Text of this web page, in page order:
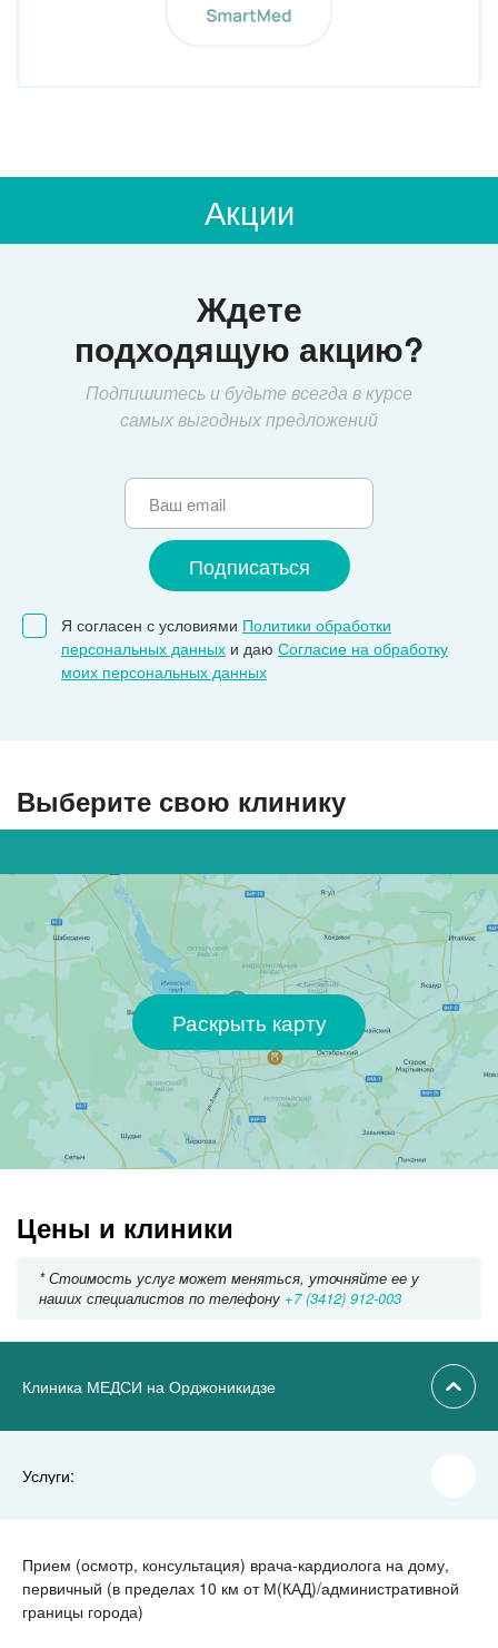
Акции
Ждете
подходящую акцию?
Подпишитесь и будьте всегда в курсе
самых выгодных предложений
Я согласен с условиями Политики обработки
персональных данных и даю Согласие на обработку
моих персональных данных
Выберите свою клинику
Раскрыть карту
Цены и клиники
* Стоимость услуг может меняться, уточняйте ее у
наших специалистов по телефону +7 (3412) 912-003
Клиника МЕДСИ на Орджоникидзе
Услуги:
Прием (осмотр, консультация) врача-кардиолога на дому,
первичный (в пределах 10 км от М(КАД)/административной
границы города)